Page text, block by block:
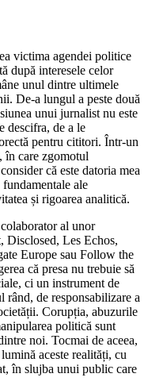
victima agendei politice
după interesele celor
unul dintre ultimele
De-a lungul a peste două
unui jurnalist nu este
descifra, de a le
pentru cititori. Într-un
în care zgomotul
că este datoria mea
ale
și rigoarea analitică.
al unor
Disclosed, Les Echos,
Europe sau Follow the
că presa nu trebuie să
ci un instrument de
de responsabilizare a
Corupția, abuzurile
politică sunt
noi. Tocmai de aceea,
aceste realități, cu
în slujba unui public care